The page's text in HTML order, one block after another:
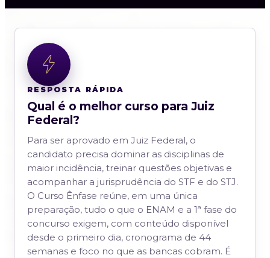
RESPOSTA RÁPIDA
Qual é o melhor curso para Juiz
Federal?
Para ser aprovado em Juiz Federal, o
candidato precisa dominar as disciplinas de
maior incidência, treinar questões objetivas e
acompanhar a jurisprudência do STF e do STJ.
O Curso Ênfase reúne, em uma única
preparação, tudo o que o ENAM e a 1ª fase do
concurso exigem, com conteúdo disponível
desde o primeiro dia, cronograma de 44
semanas e foco no que as bancas cobram. É